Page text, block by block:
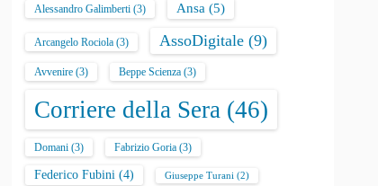
Alessandro Galimberti (3) Ansa (5)
Arcangelo Rociola (3) AssoDigitale (9)
Avvenire (3) Beppe Scienza (3)
Corriere della Sera (46)
Domani (3) Fabrizio Goria (3)
Federico Fubini (4) Giuseppe Turani (2)